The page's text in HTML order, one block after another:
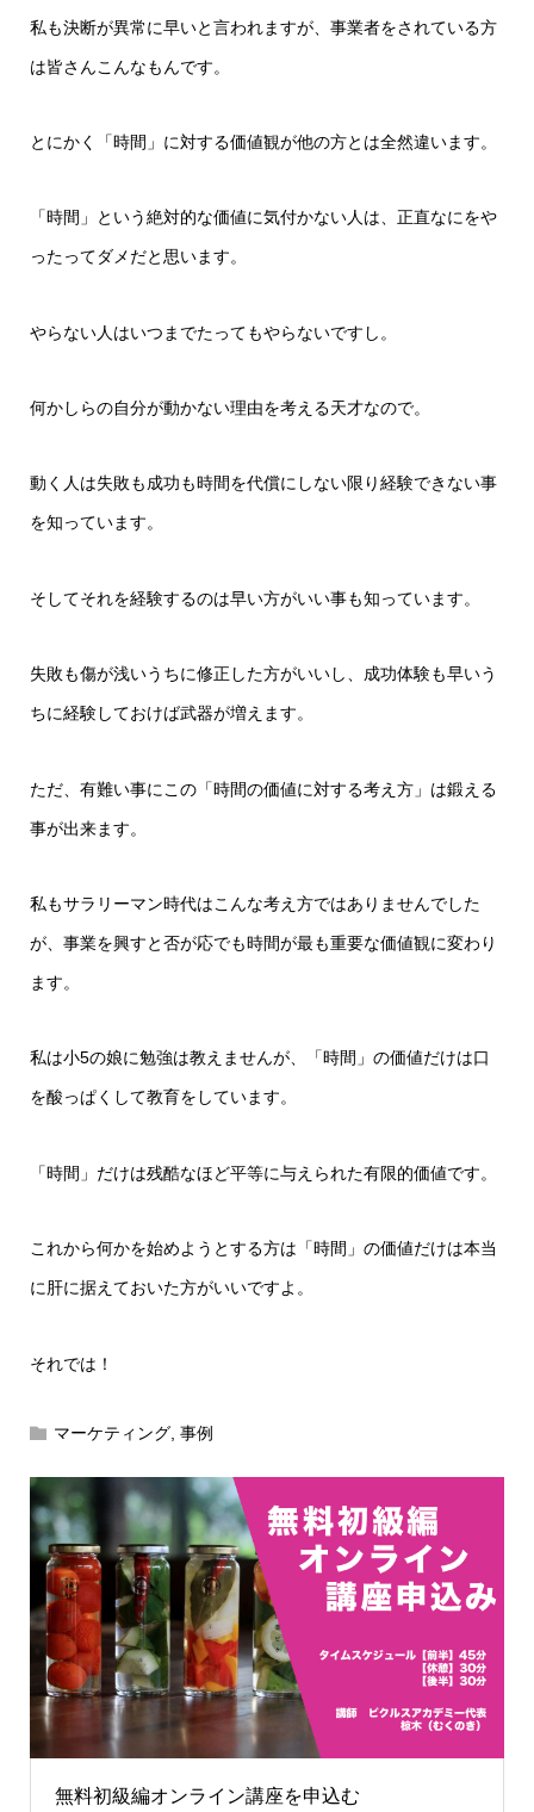
私も決断が異常に早いと言われますが、事業者をされている方
は皆さんこんなもんです。
とにかく「時間」に対する価値観が他の方とは全然違います。
「時間」という絶対的な価値に気付かない人は、正直なにをや
ったってダメだと思います。
やらない人はいつまでたってもやらないですし。
何かしらの自分が動かない理由を考える天才なので。
動く人は失敗も成功も時間を代償にしない限り経験できない事
を知っています。
そしてそれを経験するのは早い方がいい事も知っています。
失敗も傷が浅いうちに修正した方がいいし、成功体験も早いう
ちに経験しておけば武器が増えます。
ただ、有難い事にこの「時間の価値に対する考え方」は鍛える
事が出来ます。
私もサラリーマン時代はこんな考え方ではありませんでした
が、事業を興すと否が応でも時間が最も重要な価値観に変わり
ます。
私は小5の娘に勉強は教えませんが、「時間」の価値だけは口
を酸っぱくして教育をしています。
「時間」だけは残酷なほど平等に与えられた有限的価値です。
これから何かを始めようとする方は「時間」の価値だけは本当
に肝に据えておいた方がいいですよ。
それでは！
マーケティング, 事例
無料初級編オンライン講座を申込む